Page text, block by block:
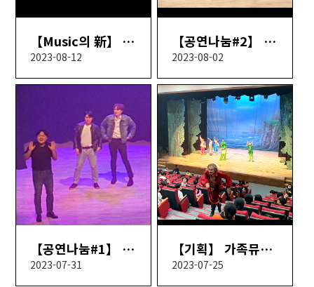
【Music의 新】 1회차 - 오리엔테이션
2023-08-12
【공연나눔#2】 Young Artist 초청연주회
2023-08-02
【공연나눔#1】 한여름밤의 뮤지컬 이야기
2023-07-31
【기획】 가족뮤지컬 피터팬
2023-07-25